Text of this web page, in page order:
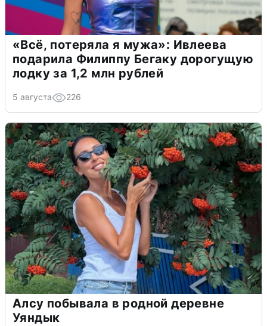
«Всё, потеряла я мужа»: Ивлеева
подарила Филиппу Бегаку дорогущую
лодку за 1,2 млн рублей
5 августа 226
Алсу побывала в родной деревне
Уяндык